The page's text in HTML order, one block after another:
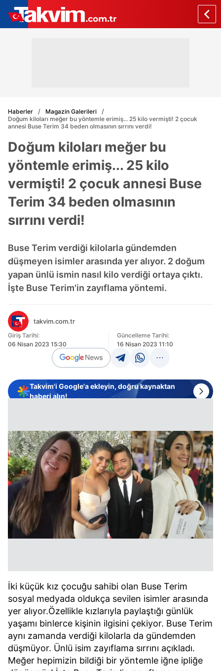
Haberler
Magazin Galerileri
Doğum kiloları meğer bu yöntemle erimiş... 25 kilo vermişti! 2 çocuk
annesi Buse Terim 34 beden olmasının sırrını verdi!
Doğum kiloları meğer bu
yöntemle erimiş... 25 kilo
vermişti! 2 çocuk annesi Buse
Terim 34 beden olmasının
sırrını verdi!
Buse Terim verdiği kilolarla gündemden
düşmeyen isimler arasında yer alıyor. 2 doğum
yapan ünlü ismin nasıl kilo verdiği ortaya çıktı.
İşte Buse Terim'in zayıflama yöntemi.
takvim.com.tr
Giriş Tarihi:
06 Nisan 2023 15:30
Güncelleme Tarihi:
16 Nisan 2023 11:10
Takvim'i Google'a ekleyin, doğru kaynaktan
haberi alın!
İki küçük kız çocuğu sahibi olan Buse Terim
sosyal medyada oldukça sevilen isimler arasında
yer alıyor.Özellikle kızlarıyla paylaştığı günlük
yaşamı binlerce kişinin ilgisini çekiyor. Buse Terim
aynı zamanda verdiği kilolarla da gündemden
düşmüyor. Ünlü isim zayıflama sırrını açıkladı.
Meğer hepimizin bildiği bir yöntemle iğne ipliğe